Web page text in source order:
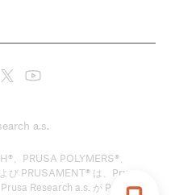
a.s.
、PRUSA POLYMERS®、
び PRUSAMENT® は、Prusa
Research a.s. が Prusa